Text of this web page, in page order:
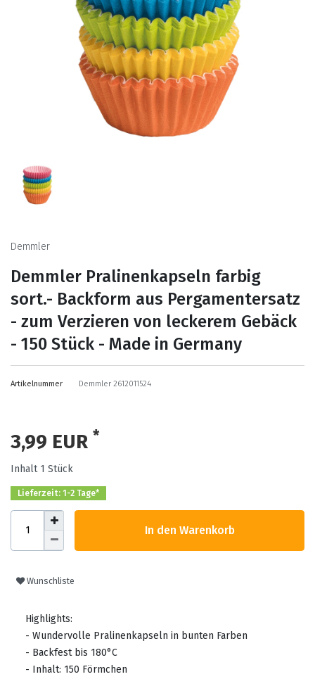
Demmler
Demmler Pralinenkapseln farbig
sort.- Backform aus Pergamentersatz
- zum Verzieren von leckerem Gebäck
- 150 Stück - Made in Germany
Artikelnummer Demmler 2612011524
3,99 EUR *
Inhalt 1 Stück
Lieferzeit: 1-2 Tage*
In den Warenkorb
Wunschliste
Highlights:
- Wundervolle Pralinenkapseln in bunten Farben
- Backfest bis 180°C
- Inhalt: 150 Förmchen